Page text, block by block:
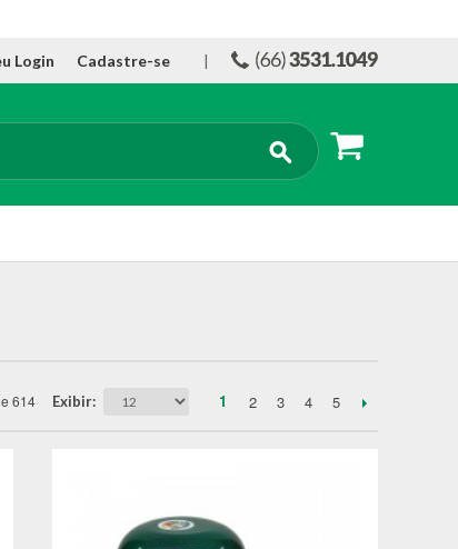
Login Cadastre-se |
614 Exibir 1 2 3 4 5